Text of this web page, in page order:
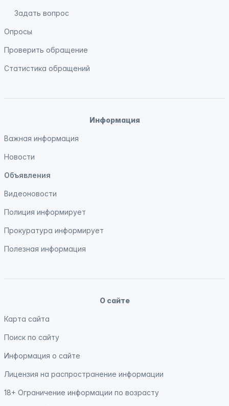
Задать вопрос
Опросы
Проверить обращение
Статистика обращений
Информация
Важная информация
Новости
Объявления
Видеоновости
Полиция информирует
Прокуратура информирует
Полезная информация
О сайте
Карта сайта
Поиск по сайту
Информация о сайте
Лицензия на распространение информации
18+ Ограничение информации по возрасту